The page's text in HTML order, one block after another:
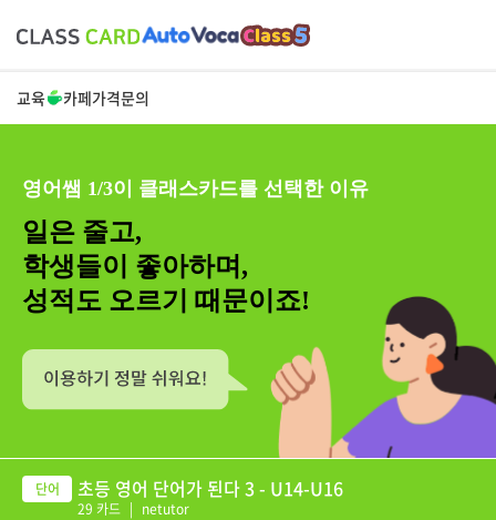
교육 카페가격문의
영어쌤 1/3이 클래스카드를 선택한 이유
일은 줄고,
학생들이 좋아하며,
성적도 오르기 때문이죠!
초등 영어 단어가 된다 3 - U14-U16
29 카드 | netutor